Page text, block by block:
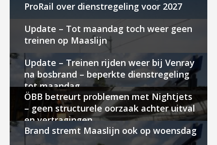
ProRail over dienstregeling voor 2027
Update – Tot maandag toch weer geen
treinen op Maaslijn
Update – Treinen rijden weer bij Venray
na bosbrand – beperkte dienstregeling
tot maandag
ÖBB betreurt problemen met Nightjets
– geen structurele oorzaak achter uitval
en vertragingen
Brand stremt Maaslijn ook op woensdag